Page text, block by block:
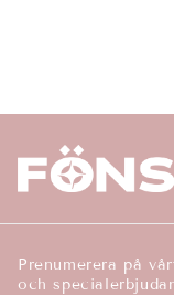
Prenumerera på
och